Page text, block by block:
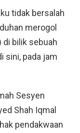
tidak bersalah
merogol
di bilik sebuah
sini, pada jam
Sesyen
Shah Iqmal
pendakwaan